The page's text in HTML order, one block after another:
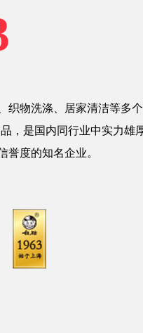
织物洗涤、居家清洁等多
，是国内同行业中实力雄
誉度的知名企业。